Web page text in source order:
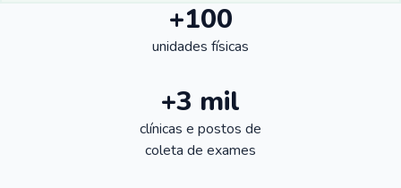
+100
unidades físicas
+3 mil
clínicas e postos de
coleta de exames